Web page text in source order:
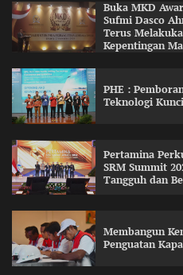
Buka MKD
Sufmi Dasco
Terus
Kepentingan
PHE :
Teknologi
Pertamina
SRM Summit
Tangguh dan
Membangun
Penguatan